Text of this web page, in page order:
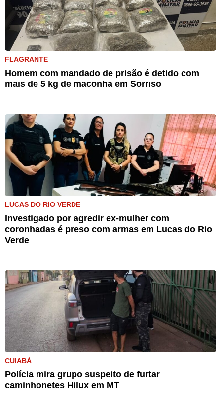
FLAGRANTE
Homem com mandado de prisão é detido com
mais de 5 kg de maconha em Sorriso
LUCAS DO RIO VERDE
Investigado por agredir ex-mulher com
coronhadas é preso com armas em Lucas do Rio
Verde
CUIABÁ
Polícia mira grupo suspeito de furtar
caminhonetes Hilux em MT